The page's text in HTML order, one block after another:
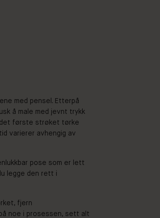
med pensel. Etterpå
å male med jevnt trykk
det første strøket tørke
varierer avhengig av
pose som er lett
legge den rett i
fjern
noe i prosessen, sett alt